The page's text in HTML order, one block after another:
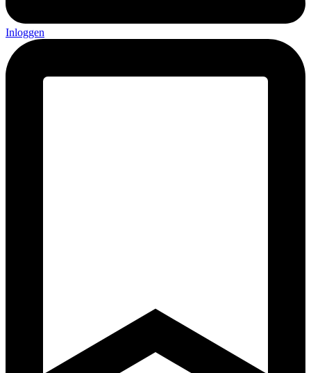
Inloggen